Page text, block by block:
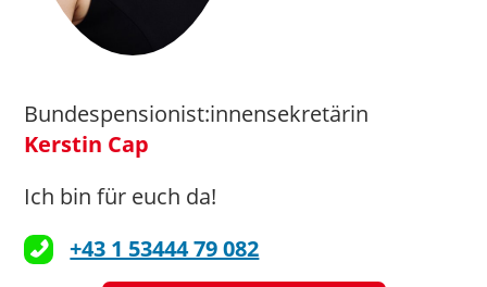
Bundespensionist:innensekretärin
Kerstin Cap
Ich bin für euch da!
+43 1 53444 79 082